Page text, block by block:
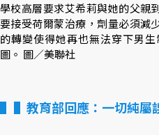
學校高層要求艾希莉與她的父親
要接受荷爾蒙治療，劑量必須減
的轉變使得她再也無法穿下男
圖。 圖／美聯社
▌教育部回應：一切純屬